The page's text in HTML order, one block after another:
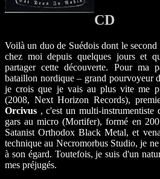
CD
Voilà un duo de Suédois dont le
chez moi depuis quelques jours et
partager cette découverte. Pour ma
bataillon nordique – grand pourvoyeur
je crois que je vais au plus vite me
(2008, Next Horizon Records),
Orcivus , c'est un multi-
gars au micro (Mortifer), formé en
Satanist Orthodox Black Metal, et
technique au Necromorbus Studio, je
à son égard. Toutefois, je suis d'un
mes préjugés.